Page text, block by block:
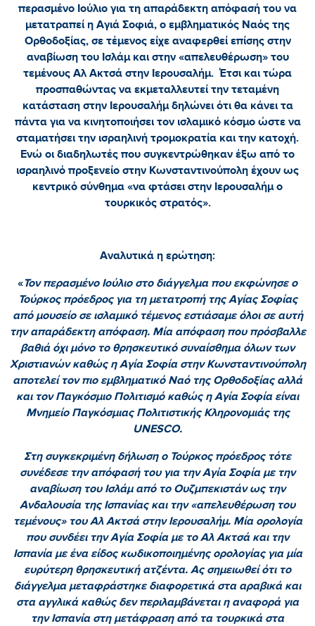
περασμένο Ιούλιο για τη απαράδεκτη απόφασή του να
μετατραπεί η Αγιά Σοφιά, ο εμβληματικός Ναός της
Ορθοδοξίας, σε τέμενος είχε αναφερθεί επίσης στην
αναβίωση του Ισλάμ και στην «απελευθέρωση» του
τεμένους Αλ Ακτσά στην Ιερουσαλήμ. Έτσι και τώρα
προσπαθώντας να εκμεταλλευτεί την τεταμένη
κατάσταση στην Ιερουσαλήμ δηλώνει ότι θα κάνει τα
πάντα για να κινητοποιήσει τον ισλαμικό κόσμο ώστε να
σταματήσει την ισραηλινή τρομοκρατία και την κατοχή.
Ενώ οι διαδηλωτές που συγκεντρώθηκαν έξω από το
ισραηλινό προξενείο στην Κωνσταντινούπολη έχουν ως
κεντρικό σύνθημα «να φτάσει στην Ιερουσαλήμ ο
τουρκικός στρατός».
Αναλυτικά η ερώτηση:
«Τον περασμένο Ιούλιο στο διάγγελμα που εκφώνησε ο
Τούρκος πρόεδρος για τη μετατροπή της Αγίας Σοφίας
από μουσείο σε ισλαμικό τέμενος εστιάσαμε όλοι σε αυτή
την απαράδεκτη απόφαση. Μία απόφαση που πρόσβαλλε
βαθιά όχι μόνο το θρησκευτικό συναίσθημα όλων των
Χριστιανών καθώς η Αγία Σοφία στην Κωνσταντινούπολη
αποτελεί τον πιο εμβληματικό Ναό της Ορθοδοξίας αλλά
και τον Παγκόσμιο Πολιτισμό καθώς η Αγία Σοφία είναι
Μνημείο Παγκόσμιας Πολιτιστικής Κληρονομιάς της
UNESCO.
Στη συγκεκριμένη δήλωση ο Τούρκος πρόεδρος τότε
συνέδεσε την απόφασή του για την Αγία Σοφία με την
αναβίωση του Ισλάμ από το Ουζμπεκιστάν ως την
Ανδαλουσία της Ισπανίας και την «απελευθέρωση του
τεμένους» του Αλ Ακτσά στην Ιερουσαλήμ. Μία ορολογία
που συνδέει την Αγία Σοφία με το Αλ Ακτσά και την
Ισπανία με ένα είδος κωδικοποιημένης ορολογίας για μία
ευρύτερη θρησκευτική ατζέντα. Ας σημειωθεί ότι το
διάγγελμα μεταφράστηκε διαφορετικά στα αραβικά και
στα αγγλικά καθώς δεν περιλαμβάνεται η αναφορά για
την Ισπανία στη μετάφραση από τα τουρκικά στα